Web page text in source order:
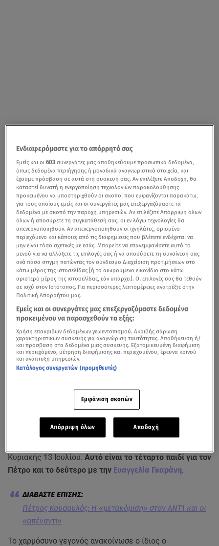
Ο δημοσιογράφος και παρουσιαστήςΠέτρος Κουσουλό
πλέει σε πελάγη ευτυχίας, καθώς η σύζυγός του έφερε
Κυριακής 13 Ιουλίου. Αυτό είναι το τέταρτο παιδί για τον
Πέτρο και το δεύτερο με την Ευαγγελία Γκαράνη.
Πέτρος Κουσουλός: Η «μετακόμιση» στον ΑΝΤ1 και οι
«απέναντι»
Το χαρμόσυνο γεγονός ανακοίνωσε ο ίδιος ο
Ενδιαφερόμαστε για το απόρρητό σας
Εμείς και οι603 συνεργάτες μας αποθηκεύουμε προσωπικά δεδομένα,
όπως δεδομένα περιήγησης ή μοναδικά αναγνωριστικά στοιχεία, και
έχουμε πρόσβαση σε αυτά στη συσκευή σας. Αν επιλέξετε Αποδοχή, θα
καταστεί δυνατή η ενεργοποίηση τεχνολογιών παρακολούθησης
προκειμένου να υποστηριχθούν οι σκοποί που εμφανίζονται παρακάτω,
για τους οποίους εμείς και οι συνεργάτες μας επεξεργαζόμαστε τα
δεδομένα με σκοπό την παροχή υπηρεσιών. Αν επιλέξετε Απόρριψη όλων
όλων ή αποσύρετε τη συγκατάθεσή σας, οι εν λόγω τεχνολογίες θα
απενεργοποιηθούν. Αν απενεργοποιηθούν οι ιχνηλάτες, ορισμένο
περιεχόμενο και κάποιες από τις διαφημίσεις που βλέπετε ενδέχεται να
μην είναι τόσο σχετικές με εσάς. Μπορείτε να επανεμφανίσετε αυτό το
μενού για να αλλάξετε τις επιλογές σας ή να αποσύρετε τη συναίνεσή σας
ανά πάσα στιγμή πατώντας τον σύνδεσμο Διαχείριση προτιμήσεων στο
κάτω μέρος της ιστοσελίδας [ή το αιωρούμενο εικονίδιο στο κάτω
αριστερό μέρος της ιστοσελίδας, εάν υπάρχει]. Οι επιλογές σας θα τεθούν
σε ισχύ στον Ιστότοπος. Για περισσότερες λεπτομέρειες ανατρέξτε στην
Πολιτική Απορρήτου μας.
Εμείς και οι συνεργάτες μας επεξεργαζόμαστε δεδομένα
προκειμένου να παρασχεθούν τα εξής:
Χρήση επακριβών δεδομένων γεωεντοπισμού. Ακριβής σάρωση
χαρακτηριστικών συσκευής για αναγνώριση ταυτότητας. Αποθήκευση ή/
και πρόσβαση στα δεδομένα μιας συσκευής. Εξατομικευμένη διαφήμιση
και περιεχόμενο, μέτρηση διαφήμισης και περιεχομένου, έρευνα κοινού
και ανάπτυξη υπηρεσιών.
Κατάλογος συνεργατών (προμηθευτές)
Εμφάνιση σκοπών
Απόρριψη όλων Αποδοχή